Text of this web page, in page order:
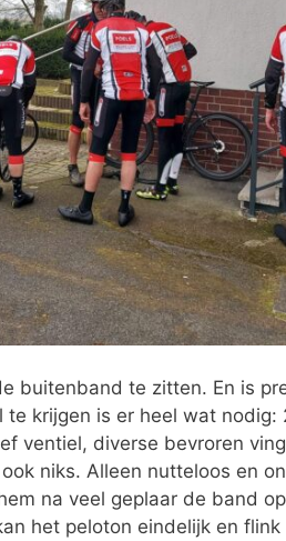
buitenband te zitten. En is
te krijgen is er heel wat
ventiel, diverse bevroren
niks. Alleen nutteloos en
na veel geplaar de band
het peloton eindelijk en